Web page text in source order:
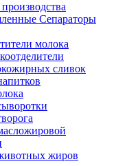
Сепараторы
молока
сливок
жиров